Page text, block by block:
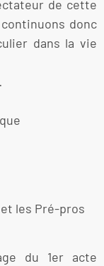
de cette
donc
dans la vie
les Pré-pros
du 1er acte